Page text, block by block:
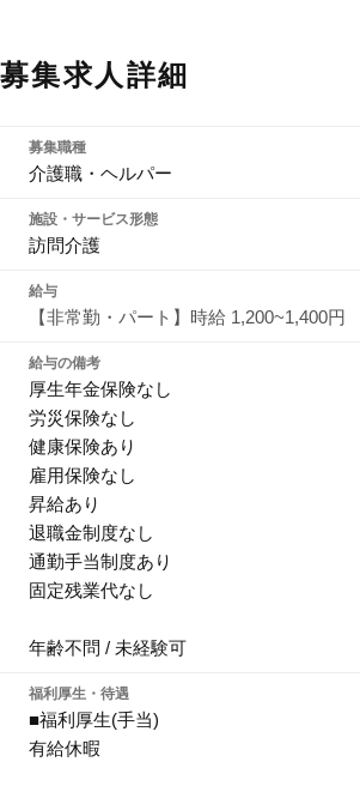
募集求人詳細
募集職種
介護職・ヘルパー
施設・サービス形態
訪問介護
給与
【非常勤・パート】時給 1,200~1,400円
給与の備考
厚生年金保険なし
労災保険なし
健康保険あり
雇用保険なし
昇給あり
退職金制度なし
通勤手当制度あり
固定残業代なし
年齢不問 / 未経験可
福利厚生・待遇
■福利厚生(手当)
有給休暇